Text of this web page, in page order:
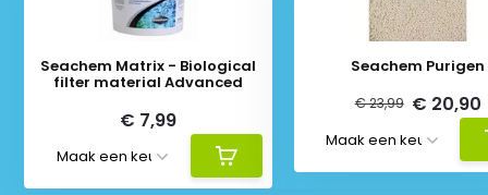
Seachem Matrix - Biological
filter material Advanced
€ 7,99
Seachem Purigen
€ 23,99 € 20,90